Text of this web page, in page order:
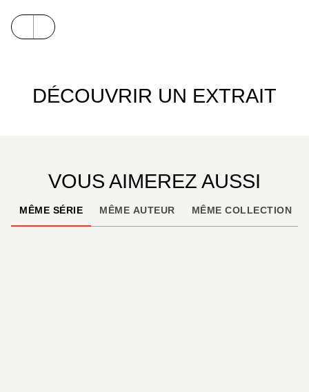
DÉCOUVRIR UN EXTRAIT
VOUS AIMEREZ AUSSI
MÊME SÉRIE MÊME AUTEUR MÊME COLLECTION